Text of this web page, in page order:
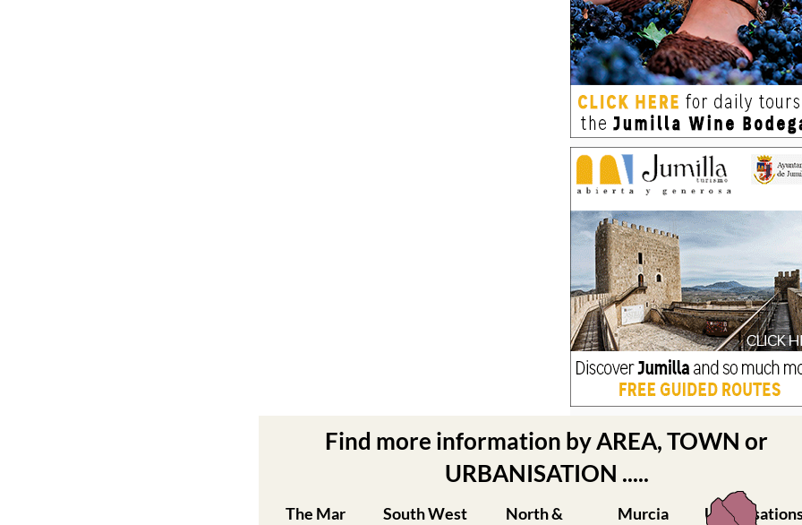
Find more information by AREA, TOWN or
URBANISATION .....
The Mar
South West
North &
Murcia